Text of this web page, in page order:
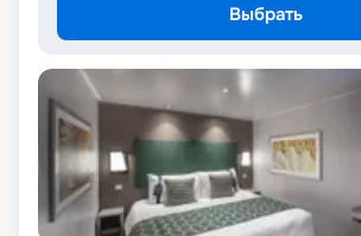
Выбрать